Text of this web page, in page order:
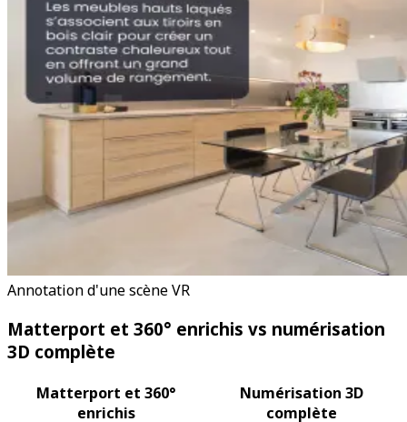
Annotation d'une scène VR
Matterport et 360° enrichis vs numérisation
3D complète
Matterport et 360°
enrichis
Numérisation 3D
complète